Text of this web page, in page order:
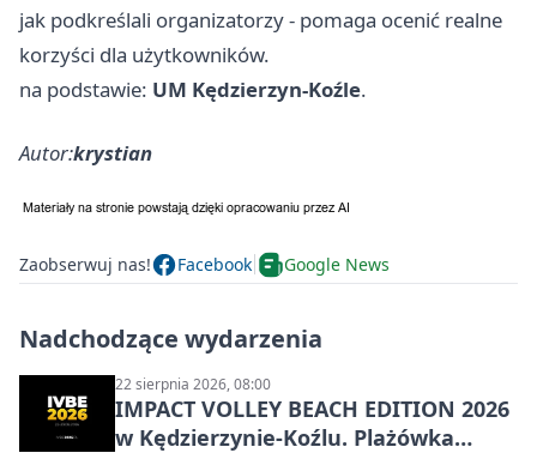
jak podkreślali organizatorzy - pomaga ocenić realne
korzyści dla użytkowników.
na podstawie: UM Kędzierzyn-Koźle.
Autor:krystian
Zaobserwuj nas! Facebook Google News
Nadchodzące wydarzenia
22 sierpnia 2026, 08:00
IMPACT VOLLEY BEACH EDITION 2026
w Kędzierzynie-Koźlu. Plażówka